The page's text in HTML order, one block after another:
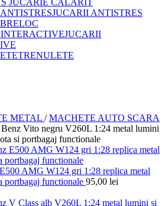
JUCARIE CALARIT
JUCARII ANTISTRES
BRELOC
JUCARII
TRENULETE
METAL / MACHETE AUTO SCARA
Benz Vito negru V260L 1:24 metal lumini
si portbagaj functionale
AMG W124 gri 1:28 replica metal
portbagaj functionale 95,00 lei